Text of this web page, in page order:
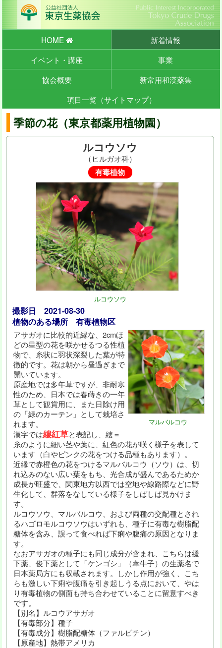
HOME
新着情報
イベント・講座
事業
協会概要
新常用和漢薬集
項目一覧（サイトマップ）
季節の花（東京都薬用植物園）
ルコウソウ
（ヒルガオ科）
有毒植物
ルコウソウ
撮影日 2021-08-30
植物のある場所 有毒植物区
マルバルコウ
アサガオに比較的近縁な、2cmほ
どの星型の花を咲かせるつる性植
物で、糸状に羽状深裂した葉が特
徴的です。花は朝から昼過ぎまで
開いています。
原産地では多年草ですが、非耐寒
性のため、日本では春蒔きの一年
草として観賞用に、また日除け用
の「緑のカーテン」として栽培さ
れます。
漢字では縷紅草と表記し、縷＝
糸のように細い茎や葉に、紅色の花が咲く様子を表して
います（白やピンクの花をつける品種もあります）。
近縁で赤橙色の花をつけるマルバルコウ（ソウ）は、切
れ込みのない広い葉をもち、光合成が盛んであるためか
成長が旺盛で、関東地方以西では空地や線路際などに野
生化して、群落をなしている様子をしばしば見かけま
す。
ルコウソウ、マルバルコウ、および両種の交配種とされ
るハゴロモルコウソウはいずれも、種子に有毒な樹脂配
糖体を含み、誤って食べれば下痢や腹痛の原因となりま
す。
なおアサガオの種子にも同じ成分が含まれ、こちらは緩
下薬、俊下薬として「ケンゴシ」（牽牛子）の生薬名で
日本薬局方にも収載されます。しかし作用が強く、こち
らも激しい下痢や腹痛を引き起しうる点において、やは
り有毒植物の側面も持ち合わせていることに留意すべき
です。
【別名】ルコウアサガオ
【有毒部分】種子
【有毒成分】樹脂配糖体（ファルビチン）
【原産地】熱帯アメリカ